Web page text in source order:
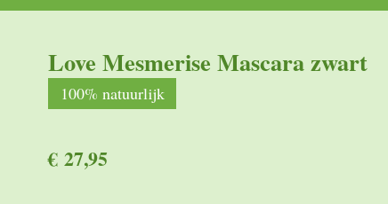
Love Mesmerise Mascara zwart
100% natuurlijk
€ 27,95